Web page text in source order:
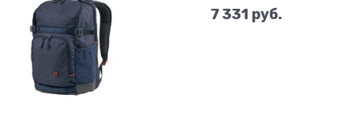
7 331 руб.